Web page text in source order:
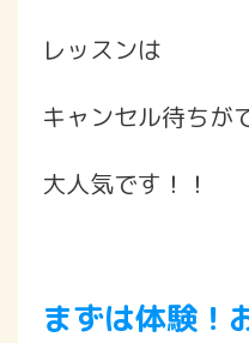
レッスンは
キャンセル待ちが
大人気です！！
まずは体験！